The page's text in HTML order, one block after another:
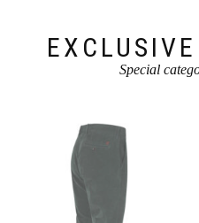
Special